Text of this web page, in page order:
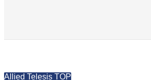
Allied Telesis TOP